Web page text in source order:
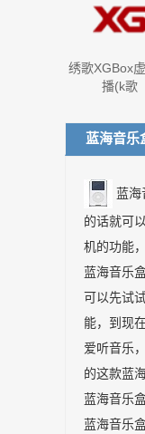
绣歌XGBox
播(k歌
蓝海音乐
蓝海
的话就可
机的功能
蓝海音乐
可以先试
能，到现
爱听音乐
的这款蓝
蓝海音乐
蓝海音乐